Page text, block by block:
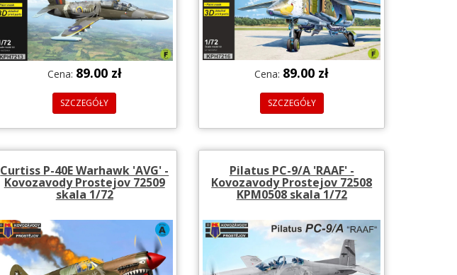
Cena: 89.00 zł
SZCZEGÓŁY
Cena: 89.00 zł
SZCZEGÓŁY
Curtiss P-40E Warhawk 'AVG' -
Kovozavody Prostejov 72509
skala 1/72
Pilatus PC-9/A 'RAAF' -
Kovozavody Prostejov 72508
KPM0508 skala 1/72